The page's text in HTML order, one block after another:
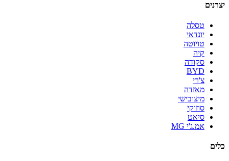
יצרנים
טסלה
יונדאי
טויוטה
קיה
סקודה
BYD
צ'רי
מאזדה
מיצובישי
סוזוקי
סיאט
אמ.ג'י MG
כלים